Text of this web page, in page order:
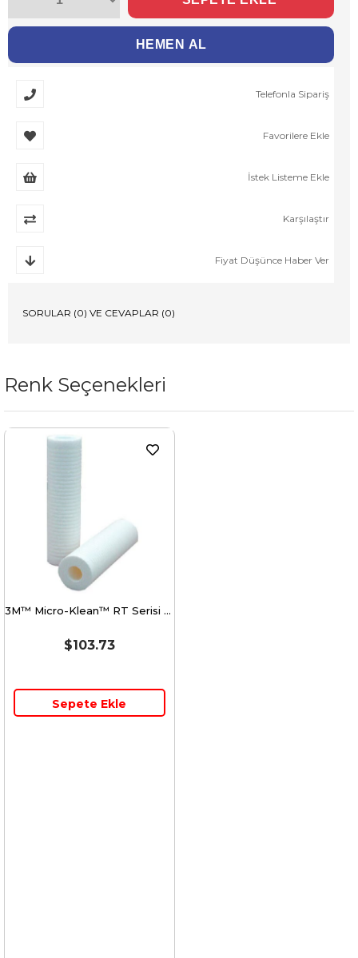
Telefonla Sipariş
Favorilere Ekle
İstek Listeme Ekle
Karşılaştır
Fiyat Düşünce Haber Ver
SORULAR (0) VE CEVAPLAR (0)
Renk Seçenekleri
3M™ Micro-Klean™ RT Serisi Filtre Kartuşu, RT20C16G20NN 20 inç 10 µ (50,8cm)
$103.73